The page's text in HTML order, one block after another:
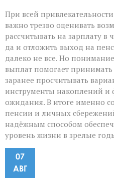
При всей
важно трезво оценивать
рассчитывать на зарплату в
да и отложить выход на
далеко не все. Но
выплат помогает
заранее просчитывать
инструменты накоплений и
ожидания. В итоге именно
пенсии и личных
надёжным способом
уровень жизни в зрелые
07
АВГ